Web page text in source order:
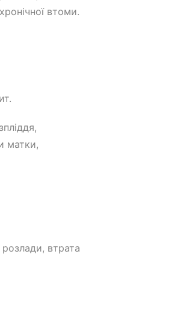
втоми.
матки,
розлади, втрата